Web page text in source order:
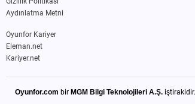
Aydınlatma Metni
Oyunfor Kariyer
Eleman.net
Kariyer.net
Oyunfor.com bir MGM Bilgi Teknolojileri A.Ş. iştirakidir.